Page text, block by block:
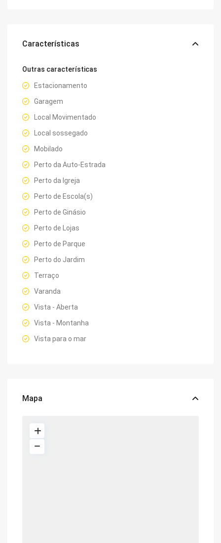
Características
Outras características
Estacionamento
Garagem
Local Movimentado
Local sossegado
Mobilado
Perto da Auto-Estrada
Perto da Igreja
Perto de Escola(s)
Perto de Ginásio
Perto de Lojas
Perto de Parque
Perto do Jardim
Terraço
Varanda
Vista - Aberta
Vista - Montanha
Vista para o mar
Mapa